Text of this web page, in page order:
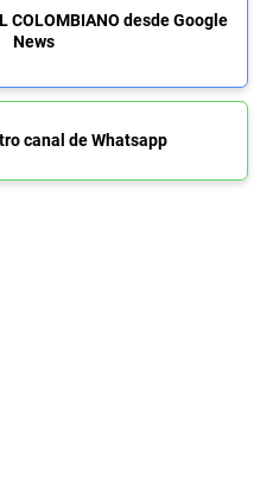
COLOMBIANO desde Google
News
canal de Whatsapp